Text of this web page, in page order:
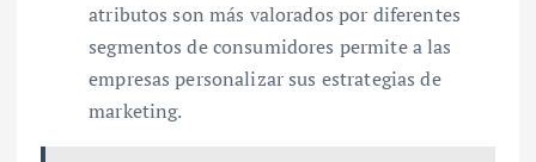
atributos son más valorados por diferentes
segmentos de consumidores permite a las
empresas personalizar sus estrategias de
marketing.